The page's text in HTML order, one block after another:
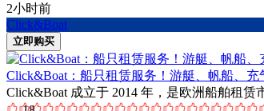
2小时前
Click&Boat
立即购买
Click&Boat：船只租赁服务！游艇、帆船、
Click&Boat 成立于 2014 年，是欧洲船舶租